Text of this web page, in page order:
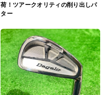
荷！ツアークオリティの削り出しパ
ター